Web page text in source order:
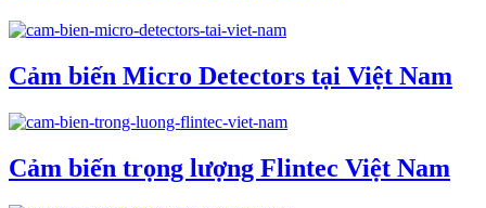
Cảm biến Micro Detectors tại Việt Nam
Cảm biến trọng lượng Flintec Việt Nam